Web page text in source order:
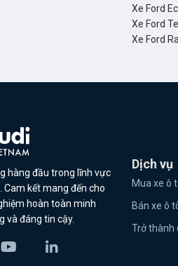
Xe Ford
Xe Ford
Xe Ford
hàng đầu trong lĩnh vực
Cam kết mang đến cho
hoàn toàn minh
và đáng tin cậy.
Dịch vụ
Mua xe ô
Bán xe ô
Trở thành